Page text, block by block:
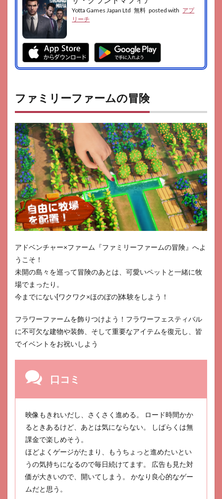
Yotta Games Japan Ltd 無料 posted with アプ
リーチ
ファミリーファームの冒険
アドベンチャー×ファーム『ファミリーファームの冒険』へよ
うこそ！
未開の島々を巡って冒険のあとは、可愛いペットと一緒に牧
場でまったり。
今までにない[ワクワク×ほのぼの]体験をしよう！
フラワーファームを飾りつけよう！フラワーフェスティバル
に不可欠な建物や装飾、そして重要なアイテムを復元し、皆
でイベントをお祝いしよう
口コミ
映像もきれいだし、さくさく進める。 ロード時間かか
るときあるけど、あとは気にならない。 しばらくは無
課金で楽しめそう。
ほどよくゲージがたまり、もうちょっと進めたいとい
うの気持ちになるので毎日続けてます。 広告も見た対
価が大きいので、開いてしまう。 かなり良心的なゲー
ムだと思う。